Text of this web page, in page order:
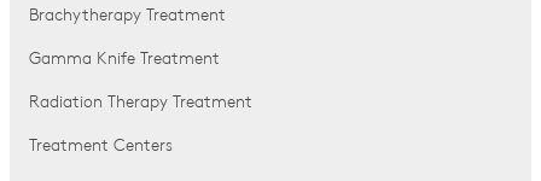
Brachytherapy Treatment
Gamma Knife Treatment
Radiation Therapy Treatment
Treatment Centers